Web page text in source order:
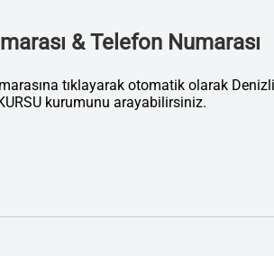
& Telefon Numarası
tıklayarak otomatik olarak
kurumunu arayabilirsiniz.